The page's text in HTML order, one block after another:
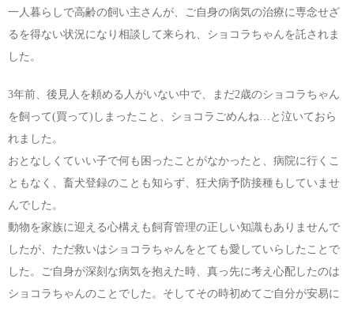
一人暮らしで高齢の飼い主さんが、ご自身の病気の治療に専念せざ
るを得ない状況になり相談して来られ、ショコラちゃんを託されま
した。
3年前、後見人を頼める人がいない中で、まだ2歳のショコラちゃん
を飼って(買って)しまったこと、ショコラごめんね…と泣いておら
れました。
おとなしくていい子で何も困ったことがなかったと、病院に行くこ
ともなく、畜犬登録のことも知らず、狂犬病予防接種もしていませ
んでした。
動物を家族に迎える心構えも飼育管理の正しい知識もありませんで
したが、ただ救いはショコラちゃんをとても愛していらしたことで
した。ご自身が深刻な病気を抱えた時、真っ先に考え心配したのは
ショコラちゃんのことでした。そしてその時初めてご自分が安易に